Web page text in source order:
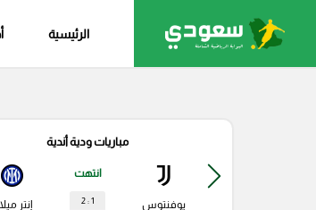
الرئيسية
مباريات ودية أندية
يوفنتوس
انتهت
1 : 2 إنتر